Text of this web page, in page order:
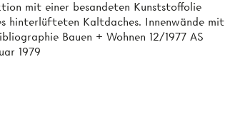
mit einer besandeten Kunststoffolie
hinterlüfteten Kaltdaches. Innenwände mit
Bauen + Wohnen 12/1977 AS
1979